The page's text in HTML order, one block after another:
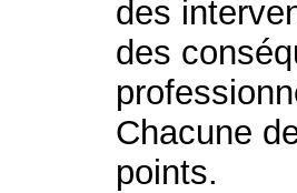
des
des
Chacune
points.